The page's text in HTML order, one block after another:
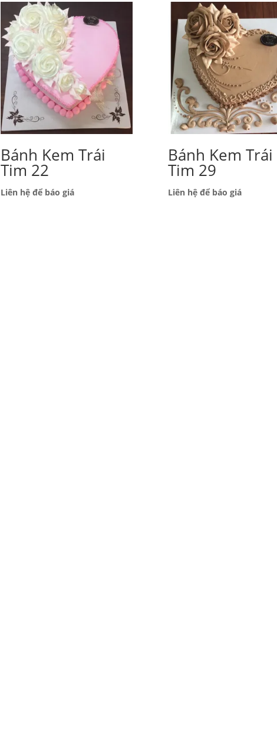
Bánh Kem Trái
Tim 22
Liên hệ để báo giá
Bánh Kem Trái
Tim 29
Liên hệ để báo giá